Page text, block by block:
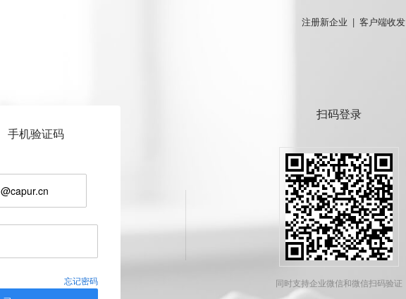
注册新企业 | 客户端收发
手机验证码
@capur.cn
忘记密码
扫码登录